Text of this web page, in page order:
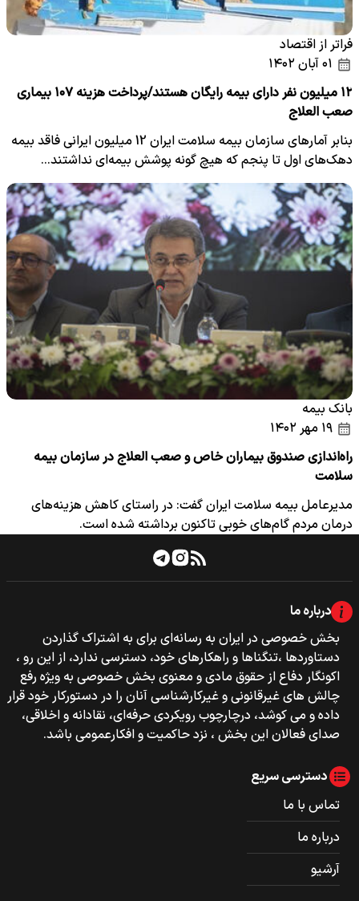
فراتر از اقتصاد
۱۲ میلیون نفر دارای بیمه رایگان هستند/پرداخت هزینه ۱۰۷ بیماری
صعب العلاج
بنابر آمارهای سازمان بیمه سلامت ایران 12 میلیون ایرانی فاقد بیمه
دهک‌های اول تا پنجم که هیچ گونه پوشش بیمه‌ای نداشتند…
بانک بیمه
راه‌اندازی صندوق بیماران خاص و صعب العلاج در سازمان بیمه
سلامت
مدیرعامل بیمه سلامت ایران گفت: در راستای کاهش هزینه‌های
درمان مردم گام‌های خوبی تاکنون برداشته شده است.
درباره ما
بخش خصوصی‌‌ در ایران به رسانه‌ای برای به اشتراک گذاردن
دستاوردها ،تنگناها و راهکارهای خود، دسترسی ندارد، از این رو ،
اکونگار دفاع از حقوق مادی و معنوی بخش خصوصی به ویژه رفع
چالش های غیرقانونی و غیرکارشناسی آنان را در دستورکار خود قرار
داده و می کوشد، درچارچوب رویکردی حرفه‌ای، نقادانه و اخلاقی،
صدای فعالان این بخش ، نزد حاکمیت و افکارعمومی باشد.
دسترسی سریع
تماس با ما
درباره ما
آرشیو